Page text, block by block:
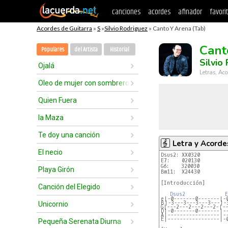
canciones acordes afinador
Acordes de Guitarra » S »Silvio Rodriguez » Canto Y Arena (Tab)
Populares del Artista Historial
Ojalá
Oleo de mujer con sombrero
Quien Fuera
la Maza
Te doy una canción
El necio
Playa Girón
Canción del Elegido
Unicornio
Pequeña Serenata Diurna
Silvio
Letras,
Letra y
Dsus2: XX0320
E7:    020130
G6:    320030
Bm11:  X24430
[Introducción]
Dsus2
e|-0-------0-------
B|-3---3---3---3---
G|---2---2---2---2-
D|-0-------0-------
A|-----------------
E|-----------------|-